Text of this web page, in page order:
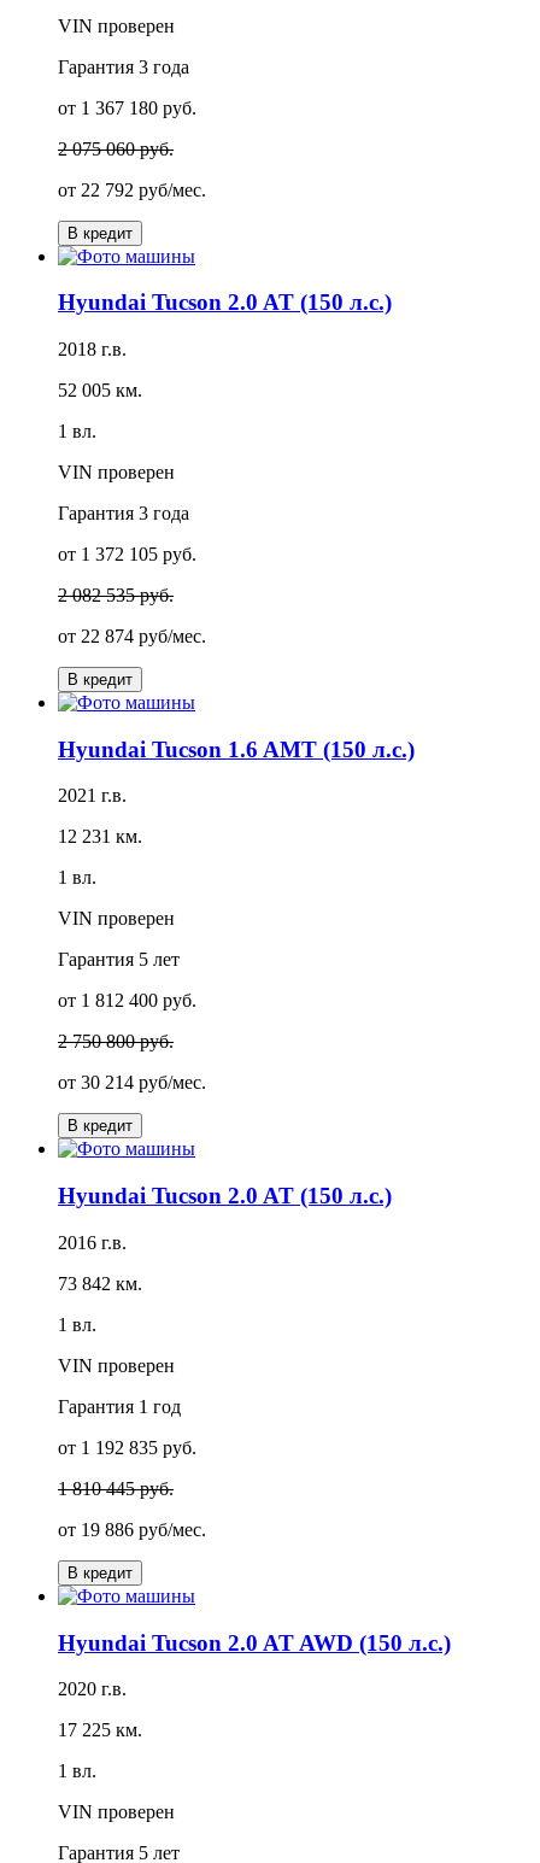
VIN проверен
Гарантия 3 года
от 1 367 180 руб.
2 075 060 руб.
от 22 792 руб/мес.
В кредит
Hyundai Tucson 2.0 AT (150 л.с.)
2018 г.в.
52 005 км.
1 вл.
VIN проверен
Гарантия 3 года
от 1 372 105 руб.
2 082 535 руб.
от 22 874 руб/мес.
В кредит
Hyundai Tucson 1.6 AMT (150 л.с.)
2021 г.в.
12 231 км.
1 вл.
VIN проверен
Гарантия 5 лет
от 1 812 400 руб.
2 750 800 руб.
от 30 214 руб/мес.
В кредит
Hyundai Tucson 2.0 AT (150 л.с.)
2016 г.в.
73 842 км.
1 вл.
VIN проверен
Гарантия 1 год
от 1 192 835 руб.
1 810 445 руб.
от 19 886 руб/мес.
В кредит
Hyundai Tucson 2.0 AT AWD (150 л.с.)
2020 г.в.
17 225 км.
1 вл.
VIN проверен
Гарантия 5 лет